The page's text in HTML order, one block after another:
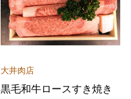
大井肉店
黒毛和牛ロースすき焼き